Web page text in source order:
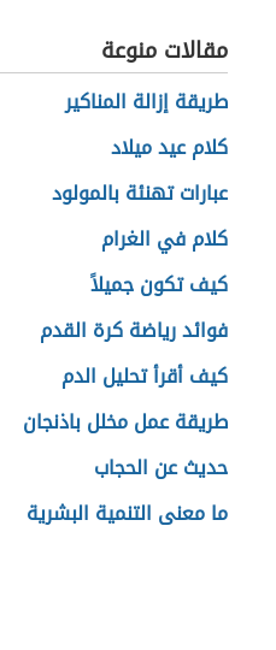
مقالات منوعة
طريقة إزالة المناكير
كلام عيد ميلاد
عبارات تهنئة بالمولود
كلام في الغرام
كيف تكون جميلاً
فوائد رياضة كرة القدم
كيف أقرأ تحليل الدم
طريقة عمل مخلل باذنجان
حديث عن الحجاب
ما معنى التنمية البشرية